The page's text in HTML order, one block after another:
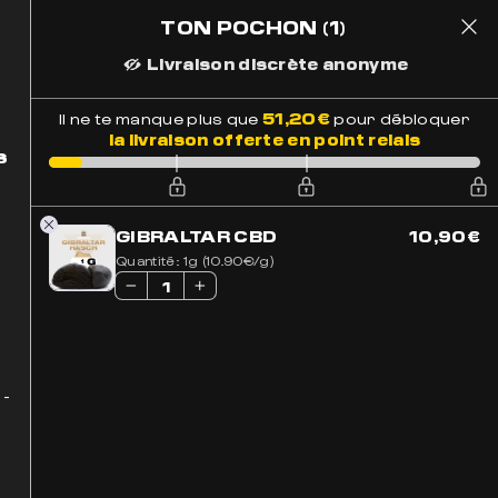
TON POCHON (1)
Paiement Sécurisé
Il ne te manque plus que51,20€pour débloquer
la livraison offerte en point relais
GIBRALTAR CBD
Quantité: 1g (10.90€/g)
10,90€
-